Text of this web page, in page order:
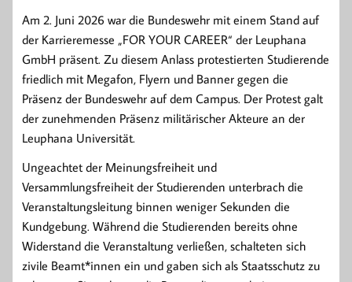
Am 2. Juni 2026 war die Bundeswehr mit einem Stand auf
der Karrieremesse „FOR YOUR CAREER“ der Leuphana
GmbH präsent. Zu diesem Anlass protestierten Studierende
friedlich mit Megafon, Flyern und Banner gegen die
Präsenz der Bundeswehr auf dem Campus. Der Protest galt
der zunehmenden Präsenz militärischer Akteure an der
Leuphana Universität.
Ungeachtet der Meinungsfreiheit und
Versammlungsfreiheit der Studierenden unterbrach die
Veranstaltungsleitung binnen weniger Sekunden die
Kundgebung. Während die Studierenden bereits ohne
Widerstand die Veranstaltung verließen, schalteten sich
zivile Beamt*innen ein und gaben sich als Staatsschutz zu